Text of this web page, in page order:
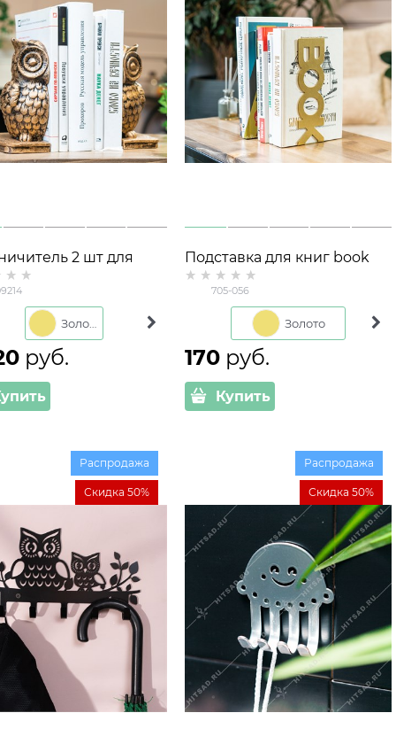
2 шт для
полке полистоун
Золото Белый
руб.
Подставка для книг book
705-056
Золото
170 руб.
Купить
Распродажа
Скидка 50%
Распродажа
Скидка 50%